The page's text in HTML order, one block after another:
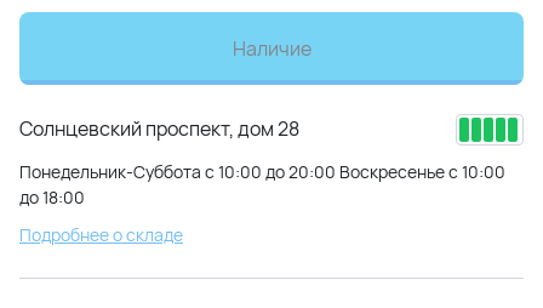
Наличие
Солнцевский проспект, дом 28
Понедельник-Суббота с 10:00 до 20:00 Воскресенье с 10:00
до 18:00
Подробнее о складе